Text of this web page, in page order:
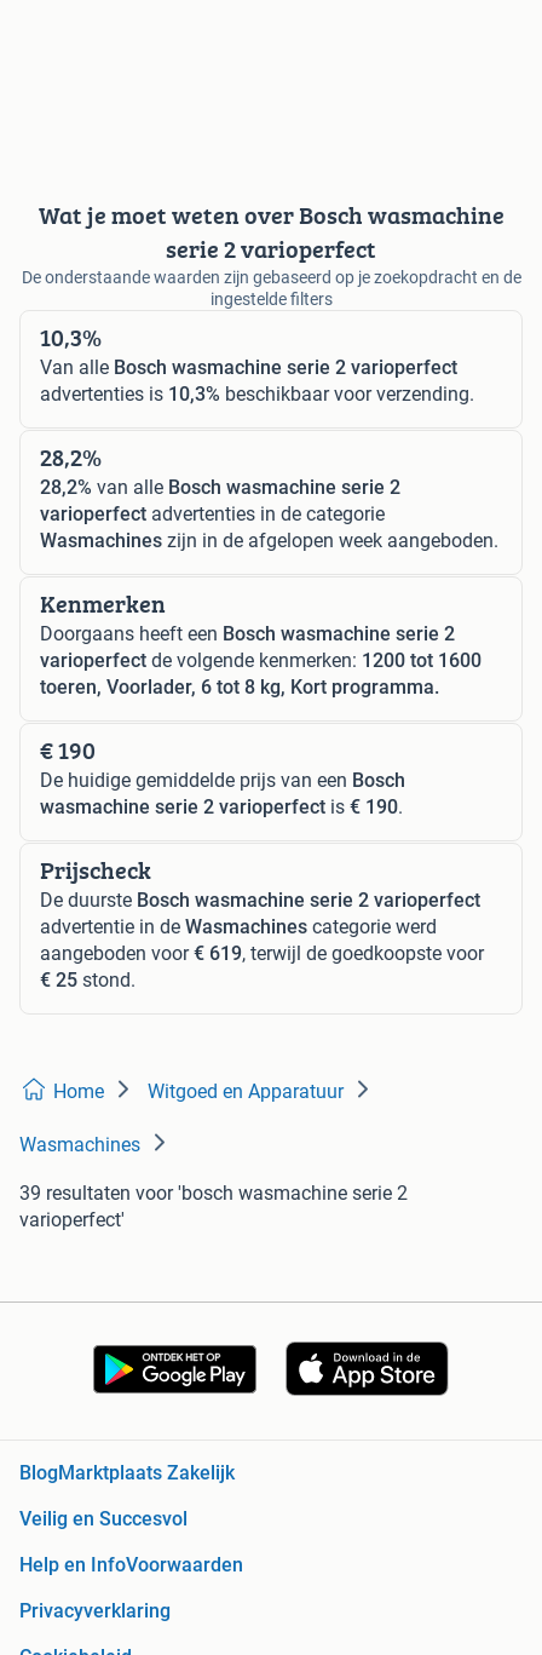
Wat je moet weten over Bosch wasmachine
serie 2 varioperfect
De onderstaande waarden zijn gebaseerd op je zoekopdracht en de
ingestelde filters
10,3%
Van alle Bosch wasmachine serie 2 varioperfect
advertenties is 10,3% beschikbaar voor verzending.
28,2%
28,2% van alle Bosch wasmachine serie 2
varioperfect advertenties in de categorie
Wasmachines zijn in de afgelopen week aangeboden.
Kenmerken
Doorgaans heeft een Bosch wasmachine serie 2
varioperfect de volgende kenmerken: 1200 tot 1600
toeren, Voorlader, 6 tot 8 kg, Kort programma.
€ 190
De huidige gemiddelde prijs van een Bosch
wasmachine serie 2 varioperfect is € 190.
Prijscheck
De duurste Bosch wasmachine serie 2 varioperfect
advertentie in de Wasmachines categorie werd
aangeboden voor€ 619, terwijl de goedkoopste voor
€ 25 stond.
Home Witgoed en Apparatuur
Wasmachines
39 resultaten voor 'bosch wasmachine serie 2
varioperfect'
BlogMarktplaats Zakelijk
Veilig en Succesvol
Help en InfoVoorwaarden
Privacyverklaring